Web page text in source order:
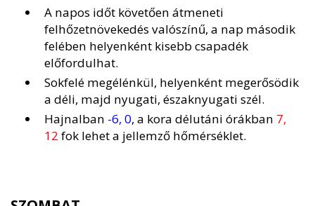
A napos időt követően átmeneti
felhőzetnövekedés valószínű, a nap második
felében helyenként kisebb csapadék
előfordulhat.
Sokfelé megélénkül, helyenként megerősödik
a déli, majd nyugati, északnyugati szél.
Hajnalban -6, 0, a kora délutáni órákban 7,
12 fok lehet a jellemző hőmérséklet.